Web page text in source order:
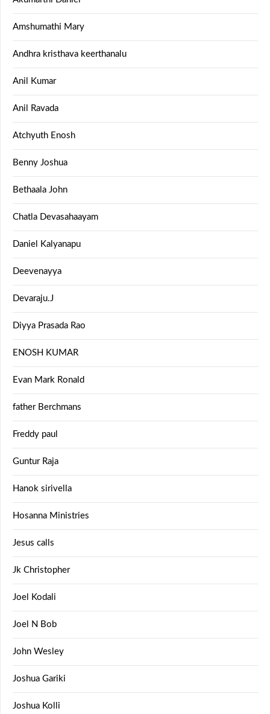
Amshumathi Mary
Andhra kristhava keerthanalu
Anil Kumar
Anil Ravada
Atchyuth Enosh
Benny Joshua
Bethaala John
Chatla Devasahaayam
Daniel Kalyanapu
Deevenayya
Devaraju.J
Diyya Prasada Rao
ENOSH KUMAR
Evan Mark Ronald
father Berchmans
Freddy paul
Guntur Raja
Hanok sirivella
Hosanna Ministries
Jesus calls
Jk Christopher
Joel Kodali
Joel N Bob
John Wesley
Joshua Gariki
Joshua Kolli